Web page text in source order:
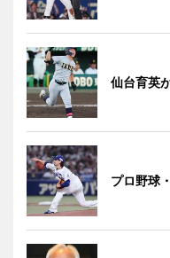
仙台育英
プロ野球